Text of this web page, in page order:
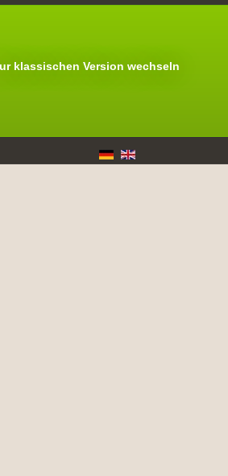
klassischen Version wechseln